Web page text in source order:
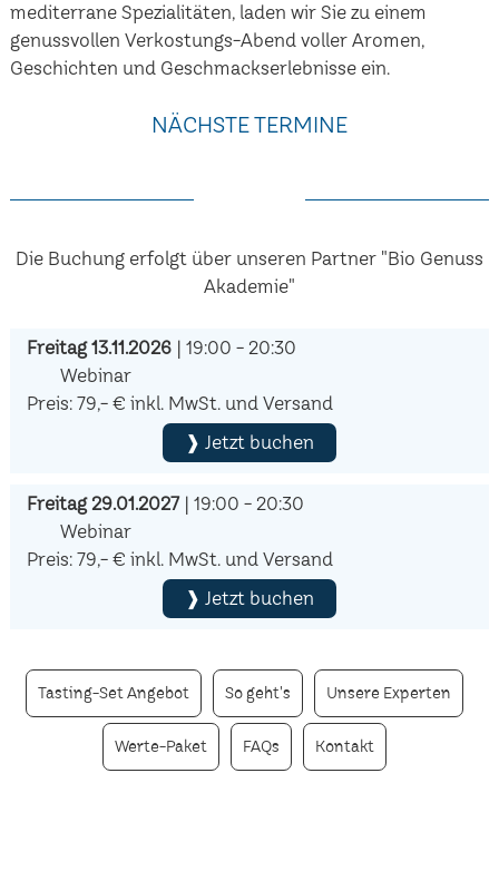
mediterrane Spezialitäten, laden wir Sie zu einem
genussvollen Verkostungs-Abend voller Aromen,
Geschichten und Geschmackserlebnisse ein.
NÄCHSTE TERMINE
Die Buchung erfolgt über unseren Partner "Bio Genuss
Akademie"
Freitag 13.11.2026| 19:00 - 20:30
Webinar
Preis: 79,- € inkl. MwSt. und Versand
❱ Jetzt buchen
Freitag 29.01.2027| 19:00 - 20:30
Webinar
Preis: 79,- € inkl. MwSt. und Versand
❱ Jetzt buchen
Tasting-Set Angebot So geht's Unsere Experten
Werte-Paket FAQs Kontakt